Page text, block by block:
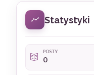
Statystyki
POSTY
0